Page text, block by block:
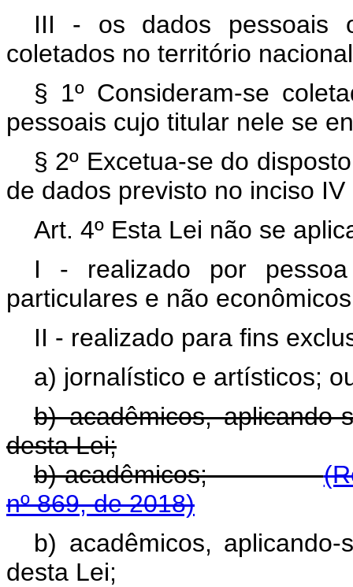
III - os dados pessoais
coletados no território
§ 1º Consideram-se
pessoais cujo titular nele se
§ 2º Excetua-se do
de dados previsto no inciso
Art. 4º Esta Lei não se
I - realizado por pessoa
particulares e não
II - realizado para fins
a) jornalístico e artísticos;
b) acadêmicos,
desta Lei;
b) acadêmicos;
nº 869, de 2018)
b) acadêmicos,
desta Lei;